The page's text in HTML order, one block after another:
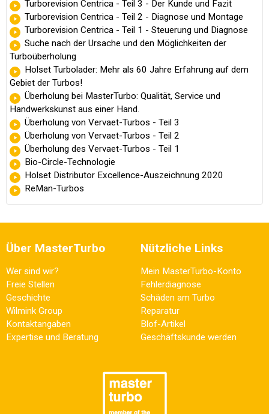
Turborevision Centrica - Teil 3 - Der Kunde und Fazit
Turborevision Centrica - Teil 2 - Diagnose und Montage
Turborevision Centrica - Teil 1 - Steuerung und Diagnose
Suche nach der Ursache und den Möglichkeiten der
Turboüberholung
Holset Turbolader: Mehr als 60 Jahre Erfahrung auf dem
Gebiet der Turbos!
Überholung bei MasterTurbo: Qualität, Service und
Handwerkskunst aus einer Hand.
Überholung von Vervaet-Turbos - Teil 3
Überholung von Vervaet-Turbos - Teil 2
Überholung des Vervaet-Turbos - Teil 1
Bio-Circle-Technologie
Holset Distributor Excellence-Auszeichnung 2020
ReMan-Turbos
Über MasterTurbo
Wer sind wir?
Freie Stellen
Geschichte
Wilmink Group
Kontaktangaben
Expertise und Beratung
Nützliche Links
Mein MasterTurbo-Konto
Fehlerdiagnose
Schäden am Turbo
Reparatur
Blof-Artikel
Geschäftskunde werden